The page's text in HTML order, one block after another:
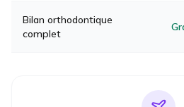
Bilan orthodontique
complet